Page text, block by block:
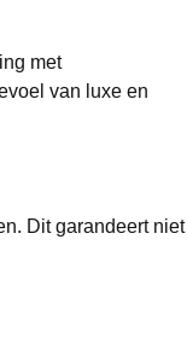
met
van luxe en
Dit garandeert niet